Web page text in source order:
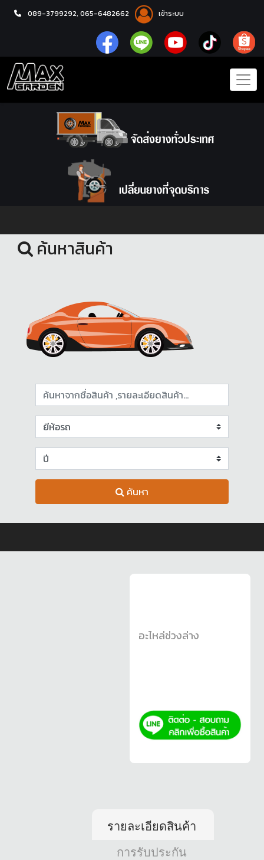
089-3799292, 065-6482662 เข้าระบบ
หน้าแรก
ค้นหาสินค้า
ค้นหา
อะไหล่ช่วงล่าง
รายละเอียดสินค้า
การรับประกัน